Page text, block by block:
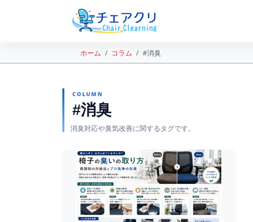
ホーム コラム #消臭
COLUMN
#消臭
消臭対応や臭気改善に関するタグです。